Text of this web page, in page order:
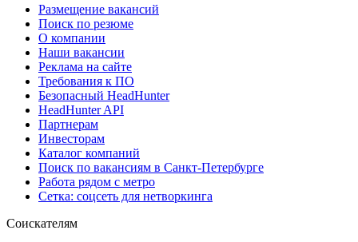
Размещение вакансий
Поиск по резюме
О компании
Наши вакансии
Реклама на сайте
Требования к ПО
Безопасный HeadHunter
HeadHunter API
Партнерам
Инвесторам
Каталог компаний
Поиск по вакансиям в Санкт-Петербурге
Работа рядом с метро
Сетка: соцсеть для нетворкинга
Соискателям